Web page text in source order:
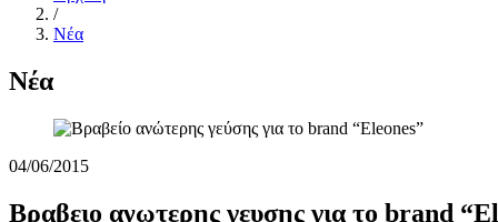
/
Νέα
Νέα
04/06/2015
Βραβειο ανωτερης γευσης για το brand